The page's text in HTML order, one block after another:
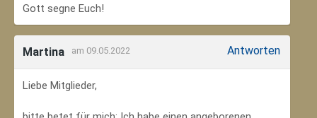
Gott segne Euch!
Martina am 09.05.2022 Antworten
Liebe Mitglieder,